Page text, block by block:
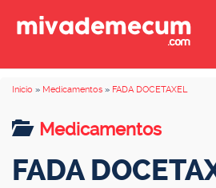
Inicio » Medicamentos » FADA DOCETAXEL
Medicamentos
FADA